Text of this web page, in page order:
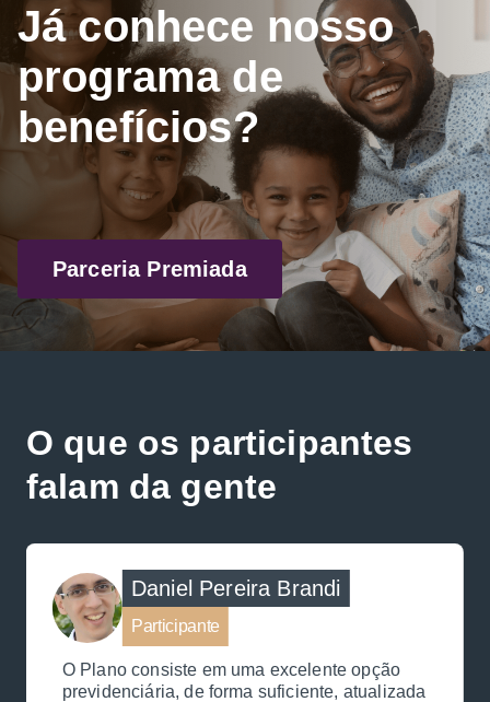
Já conhece nosso
programa de
benefícios?
Parceria Premiada
O que os participantes
falam da gente
Daniel Pereira Brandi
Participante
O Plano consiste em uma excelente opção
previdenciária, de forma suficiente, atualizada